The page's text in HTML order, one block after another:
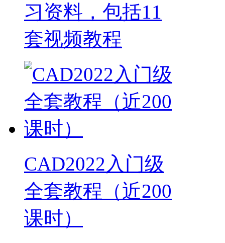
习资料，包括11
套视频教程
CAD2022入门级
全套教程（近200
课时）